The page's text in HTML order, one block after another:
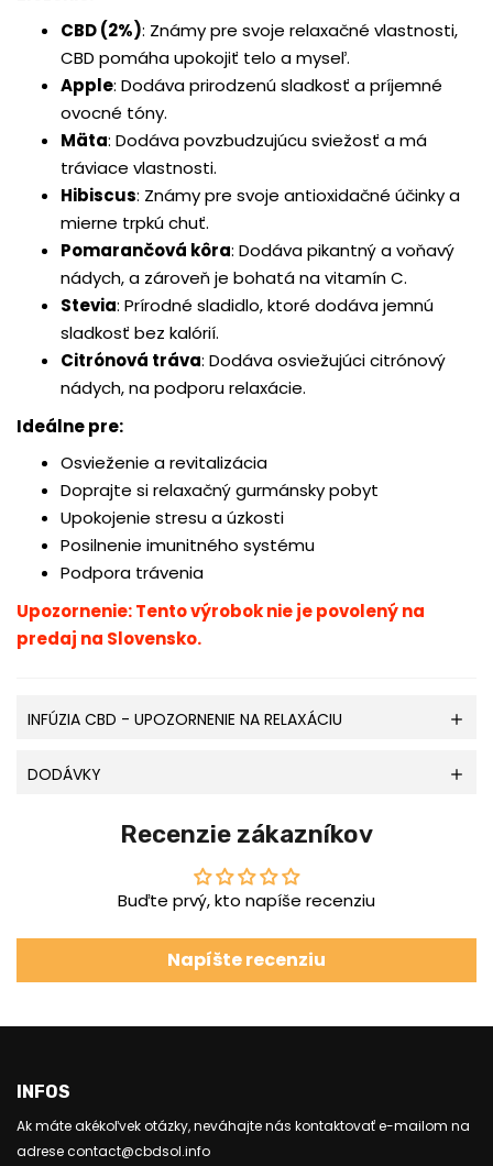
CBD (2%): Známy pre svoje relaxačné vlastnosti,
CBD pomáha upokojiť telo a myseľ.
Apple: Dodáva prirodzenú sladkosť a príjemné
ovocné tóny.
Mäta: Dodáva povzbudzujúcu sviežosť a má
tráviace vlastnosti.
Hibiscus: Známy pre svoje antioxidačné účinky a
mierne trpkú chuť.
Pomarančová kôra: Dodáva pikantný a voňavý
nádych,a zároveň je bohatá na vitamín C.
Stevia: Prírodné sladidlo, ktoré dodáva jemnú
sladkosť bez kalórií.
Citrónová tráva: Dodáva osviežujúci citrónový
nádych,na podporu relaxácie.
Ideálne pre:
Osvieženie a revitalizácia
Doprajte si relaxačný gurmánsky pobyt
Upokojenie stresu a úzkosti
Posilnenie imunitného systému
Podpora trávenia
Upozornenie: Tento výrobok nie je povolený na
predaj na Slovensko.
INFÚZIA CBD - UPOZORNENIE NA RELAXÁCIU
DODÁVKY
Recenzie zákazníkov
Buďte prvý, kto napíše recenziu
Napíšte recenziu
INFOS
Ak máte akékoľvek otázky, neváhajte nás kontaktovať e-mailom na
adrese contact@cbdsol.info